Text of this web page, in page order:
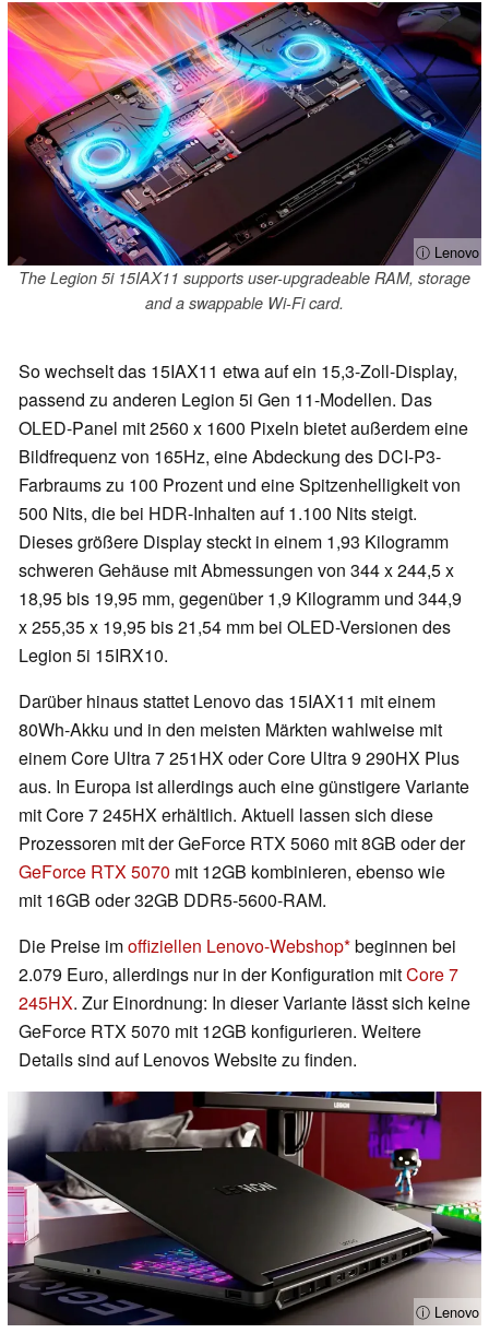
ⓘ Lenovo
The Legion 5i 15IAX11 supports user-upgradeable RAM, storage
and a swappable Wi-Fi card.
So wechselt das 15IAX11 etwa auf ein 15,3-Zoll-Display,
passend zu anderen Legion 5i Gen 11-Modellen. Das
OLED-Panel mit 2560 x 1600 Pixeln bietet außerdem eine
Bildfrequenz von 165Hz, eine Abdeckung des DCI-P3-
Farbraums zu 100 Prozent und eine Spitzenhelligkeit von
500 Nits, die bei HDR-Inhalten auf 1.100 Nits steigt.
Dieses größere Display steckt in einem 1,93 Kilogramm
schweren Gehäuse mit Abmessungen von 344 x 244,5 x
18,95 bis 19,95 mm, gegenüber 1,9 Kilogramm und 344,9
x 255,35 x 19,95 bis 21,54 mm bei OLED-Versionen des
Legion 5i 15IRX10.
Darüber hinaus stattet Lenovo das 15IAX11 mit einem
80Wh-Akku und in den meisten Märkten wahlweise mit
einem Core Ultra 7 251HX oder Core Ultra 9 290HX Plus
aus. In Europa ist allerdings auch eine günstigere Variante
mit Core 7 245HX erhältlich. Aktuell lassen sich diese
Prozessoren mit der GeForce RTX 5060 mit 8GB oder der
GeForce RTX 5070 mit 12GB kombinieren, ebenso wie
mit 16GB oder 32GB DDR5-5600-RAM.
Die Preise imoffiziellen Lenovo-Webshop beginnen bei
2.079 Euro, allerdings nur in der Konfiguration mitCore 7
245HX. Zur Einordnung: In dieser Variante lässt sich keine
GeForce RTX 5070 mit 12GB konfigurieren. Weitere
Details sind auf Lenovos Website zu finden.
ⓘ Lenovo